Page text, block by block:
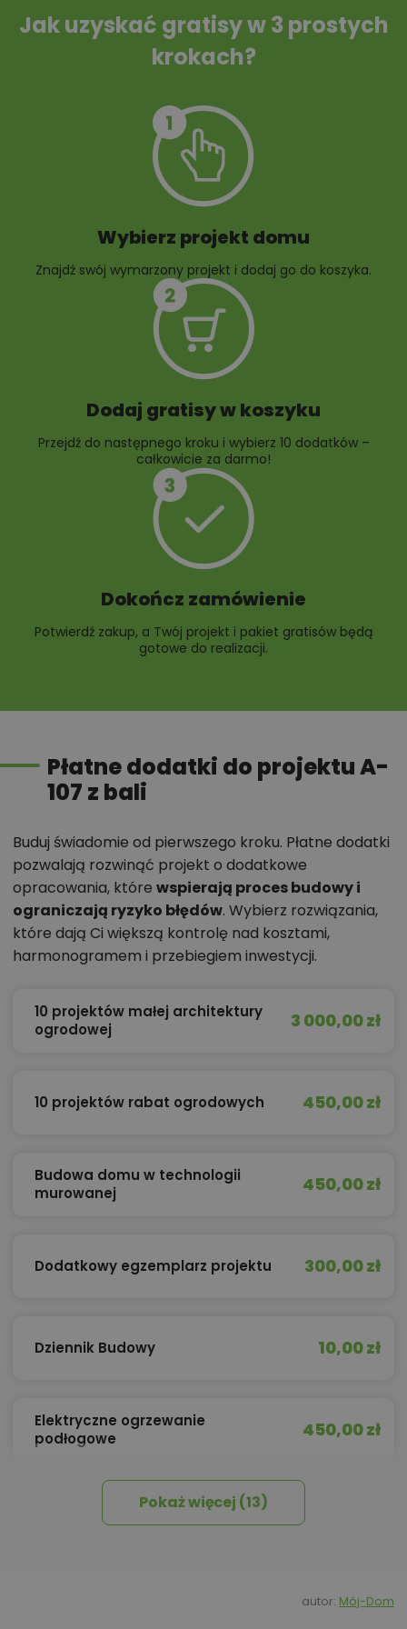
10 projektów małej
10 projektów rabat
Jak uzyskać gratisy w 3 prostych
krokach?
Wybierz projekt domu
Znajdź swój wymarzony projekt i dodaj go do koszyka.
Dodaj gratisy w koszyku
Przejdź do następnego kroku i wybierz 10 dodatków –
całkowicie za darmo!
Dokończ zamówienie
Potwierdź zakup, a Twój projekt i pakiet gratisów będą
gotowe do realizacji.
Płatne dodatki do projektu A-
107 z bali
Buduj świadomie od pierwszego kroku. Płatne dodatki
pozwalają rozwinąć projekt o dodatkowe
opracowania, które wspierają proces budowy i
ograniczają ryzyko błędów. Wybierz rozwiązania,
które dają Ci większą kontrolę nad kosztami,
harmonogramem i przebiegiem inwestycji.
10 projektów małej architektury
ogrodowej
3 000,00 zł
10 projektów rabat ogrodowych 450,00 zł
Budowa domu w technologii
murowanej
450,00 zł
Dodatkowy egzemplarz projektu 300,00 zł
Dziennik Budowy 10,00 zł
Elektryczne ogrzewanie
podłogowe
450,00 zł
Izolacja celulozowa
800,00 zł
Pokaż więcej (13)
autor: Mój-Dom